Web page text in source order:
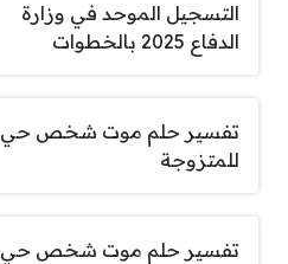
التسجيل الموحد في وزارة
الدفاع 2025 بالخطوات
تفسير حلم موت شخص حي
للمتزوجة
تفسير حلم موت شخص حي